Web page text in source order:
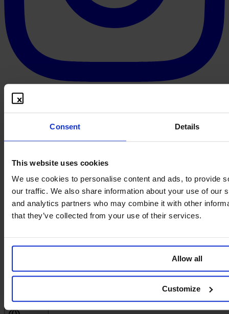
Consent Details
This website uses cookies
We use cookies to personalise content and ads, to provide
our traffic. We also share information about your use of our
and analytics partners who may combine it with other
that they’ve collected from your use of their services.
Allow all
Customize